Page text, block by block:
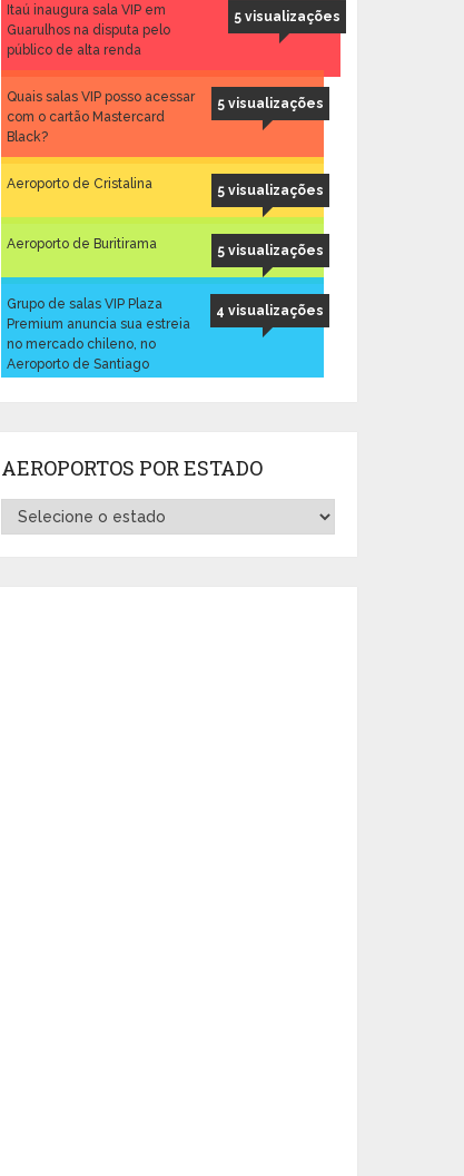
5 visualizações
Itaú inaugura sala VIP em
Guarulhos na disputa pelo
público de alta renda
5 visualizações
Quais salas VIP posso acessar
com o cartão Mastercard
Black?
5 visualizações
Aeroporto de Cristalina
5 visualizações
Aeroporto de Buritirama
4 visualizações
Grupo de salas VIP Plaza
Premium anuncia sua estreia
no mercado chileno, no
Aeroporto de Santiago
AEROPORTOS POR ESTADO
Aeroportos
por